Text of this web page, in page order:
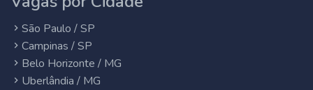
São Paulo / SP
Campinas / SP
Belo Horizonte / MG
Uberlândia / MG